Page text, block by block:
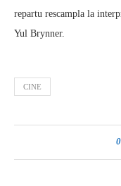
repartu rescampla la
Yul Brynner.
CINE
0